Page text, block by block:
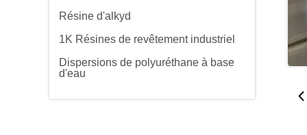
Résine d'alkyd
1K Résines de revêtement industriel
Dispersions de polyuréthane à base
d'eau